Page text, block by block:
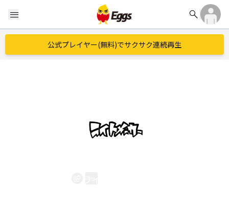
menu search
公式プレイヤー(無料)でサクサク連続再生